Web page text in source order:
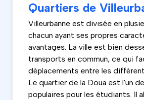
Quartiers de
Villeurbanne est divisée en
chacun ayant ses propres
avantages. La ville est bien
transports en commun, ce qui
déplacements entre les
Le quartier de la Doua est l'un
populaires pour les étudiants. Il